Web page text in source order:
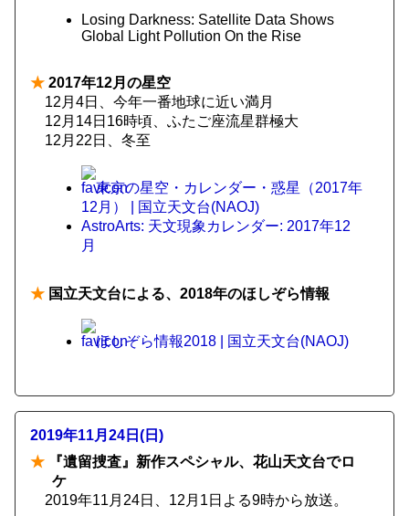
Losing Darkness: Satellite Data Shows
Global Light Pollution On the Rise
★ 2017年12月の星空
12月4日、今年一番地球に近い満月
12月14日16時頃、ふたご座流星群極大
12月22日、冬至
東京の星空・カレンダー・惑星（2017年
12月） | 国立天文台(NAOJ)
AstroArts: 天文現象カレンダー: 2017年12
月
★ 国立天文台による、2018年のほしぞら情報
ほしぞら情報2018 | 国立天文台(NAOJ)
2019年11月24日(日)
★ 『遺留捜査』新作スペシャル、花山天文台でロ
ケ
2019年11月24日、12月1日よる9時から放送。